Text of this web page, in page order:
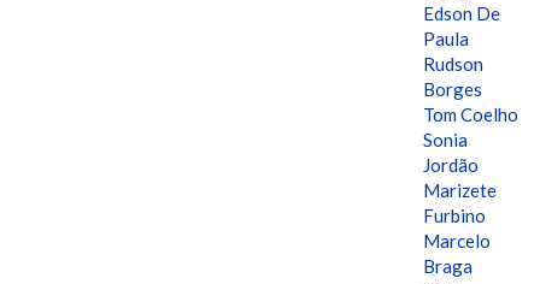
Edson De
Paula
Rudson
Borges
Tom Coelho
Sonia
Jordão
Marizete
Furbino
Marcelo
Braga